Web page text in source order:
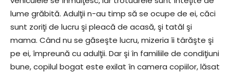
lume grăbită. Adulţii n-au timp să se ocupe de ei, căci
sunt zoriţi de lucru şi pleacă de acasă, şi tatăl şi
mama. Când nu se găseşte lucru, mizeria îi târăşte şi
pe ei, împreună cu adulţii. Dar şi în familiile de condiţiuni
bune, copilul bogat este exilat în camera copiilor, lăsat